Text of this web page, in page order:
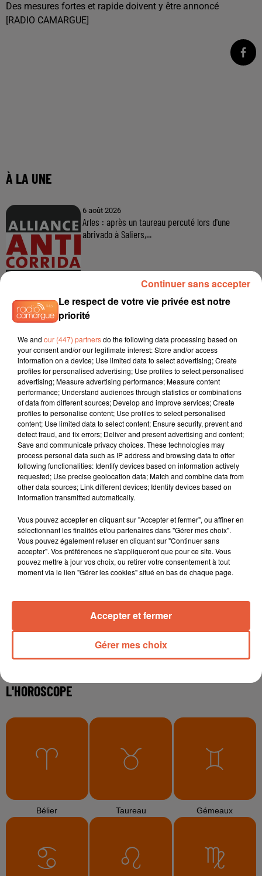
Des mesures fortes et rapide doivent y être annoncé
[RADIO CAMARGUE]
À LA UNE
6 août 2026
Arles : après un taureau percuté lors d'une
6 août 2026
Éclipse solaire du 12 août 2026 : le CHU de Nîmes
appelle à la plus...
3 août 2026
Sauvage'On Festival : une première édition
TITRES DIFFUSÉS
Le respect de votre vie privée est notre
priorité
We and our (447) partnersdo the following data processing based on
your consent and/or our legitimate interest: Store and/or access
information on a device; Use limited data to select advertising; Create
profiles for personalised advertising; Use profiles to select personalised
advertising; Measure advertising performance; Measure content
performance; Understand audiences through statistics or combinations
of data from different sources; Develop and improve services; Create
profiles to personalise content; Use profiles to select personalised
content; Use limited data to select content; Ensure security, prevent and
detect fraud, and fix errors; Deliver and present advertising and content;
Save and communicate privacy choices. These technologies may
process personal data such as IP address and browsing data to offer
following functionalities: Identify devices based on information actively
requested; Use precise geolocation data; Match and combine data from
other data sources; Link different devices; Identify devices based on
information transmitted automatically.
Vous pouvez accepter en cliquant sur "Accepter et fermer", ou affiner en
sélectionnant les finalités et/ou partenaires dans "Gérer mes choix".
Vous pouvez également refuser en cliquant sur "Continuer sans
accepter". Vos préférences ne s'appliqueront que pour ce site. Vous
pouvez mettre à jour vos choix, ou retirer votre consentement à tout
moment via le lien "Gérer les cookies" situé en bas de chaque page.
Gérer mes choix
Accepter et fermer
Continuer sans accepter